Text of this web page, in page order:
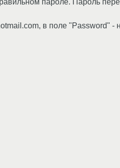
в поле "Password" -